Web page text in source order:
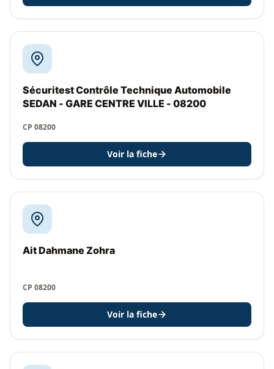
Sécuritest Contrôle Technique Automobile
SEDAN - GARE CENTRE VILLE - 08200
CP 08200
Voir la fiche
Ait Dahmane Zohra
CP 08200
Voir la fiche